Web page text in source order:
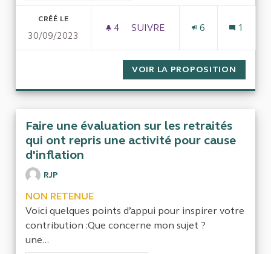
CRÉÉ LE
30/09/2023
4 4 ABONNÉS
SUIVRE
6 1
VOIR LA PROPOSITION
Faire une évaluation sur les retraités
qui ont repris une activité pour cause
d'inflation
RJP
NON RETENUE
Voici quelques points d’appui pour inspirer votre
contribution :Que concerne mon sujet ?
une...